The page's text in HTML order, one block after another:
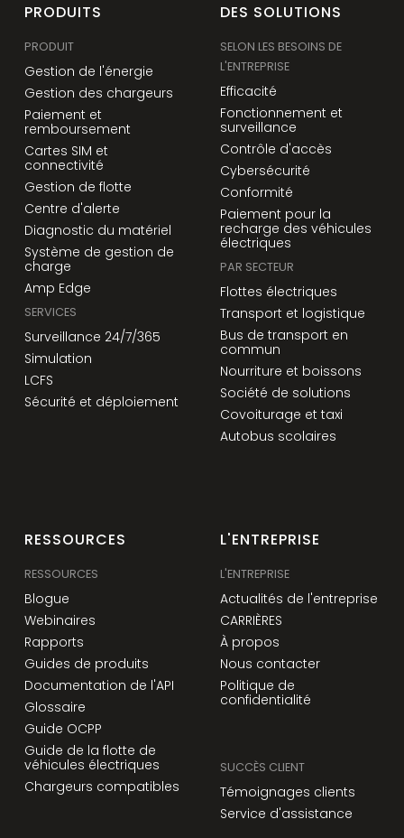
PRODUITS
PRODUIT
Gestion de l'énergie
Gestion des chargeurs
Paiement et
remboursement
Cartes SIM et
connectivité
Gestion de flotte
Centre d'alerte
Diagnostic du matériel
Système de gestion de
charge
Amp Edge
SERVICES
Surveillance 24/7/365
Simulation
LCFS
Sécurité et déploiement
DES SOLUTIONS
SELON LES BESOINS DE
L'ENTREPRISE
Efficacité
Fonctionnement et
surveillance
Contrôle d'accès
Cybersécurité
Conformité
Paiement pour la
recharge des véhicules
électriques
PAR SECTEUR
Flottes électriques
Transport et logistique
Bus de transport en
commun
Nourriture et boissons
Société de solutions
Covoiturage et taxi
Autobus scolaires
RESSOURCES
RESSOURCES
Blogue
Webinaires
Rapports
Guides de produits
Documentation de l'API
Glossaire
Guide OCPP
Guide de la flotte de
véhicules électriques
Chargeurs compatibles
L'ENTREPRISE
L'ENTREPRISE
Actualités de l'entreprise
CARRIÈRES
À propos
Nous contacter
Politique de
confidentialité
SUCCÈS CLIENT
Témoignages clients
Service d'assistance